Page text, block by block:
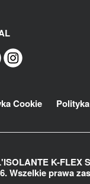
Cookie
K-FLEX
Wszelkie prawa